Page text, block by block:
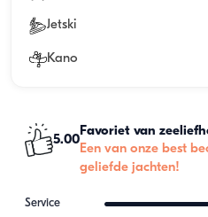
Jetski
Kano
5.00
Favoriet van
Een van onze best
geliefde jachten!
Service